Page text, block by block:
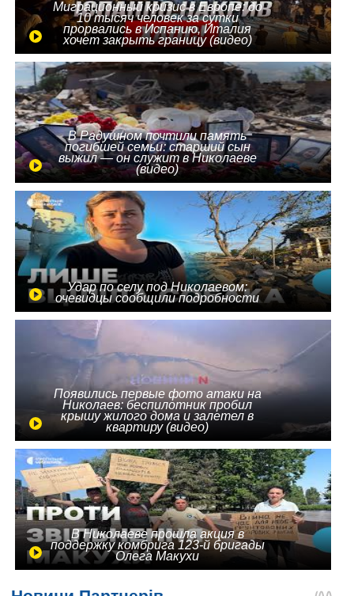
Миграционный кризис в Европе: до
10 тысяч человек за сутки
прорвались в Испанию, Италия
хочет закрыть границу (видео)
В Радушном почтили память
погибшей семьи: старший сын
выжил — он служит в Николаеве
(видео)
Удар по селу под Николаевом:
очевидцы сообщили подробности
Появились первые фото атаки на
Николаев: беспилотник пробил
крышу жилого дома и залетел в
квартиру (видео)
В Николаеве прошла акция в
поддержку комбрига 123-й бригады
Олега Макухи